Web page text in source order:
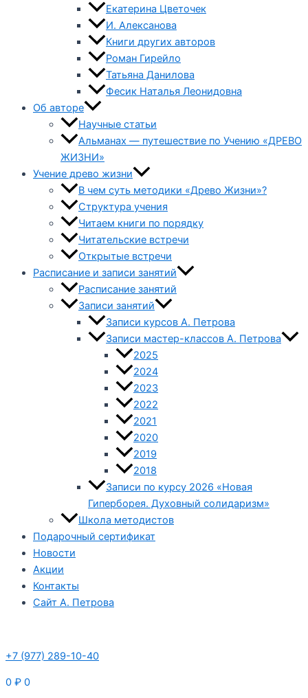
Екатерина Цветочек
И. Алексанова
Книги других авторов
Роман Гирейло
Татьяна Данилова
Фесик Наталья Леонидовна
Об авторе
Научные статьи
Альманах — путешествие по Учению «ДРЕВО
ЖИЗНИ»
Учение древо жизни
В чем суть методики «Древо Жизни»?
Структура учения
Читаем книги по порядку
Читательские встречи
Открытые встречи
Расписание и записи занятий
Расписание занятий
Записи занятий
Записи курсов А. Петрова
Записи мастер-классов А. Петрова
2025
2024
2023
2022
2021
2020
2019
2018
Записи по курсу 2026 «Новая
Гиперборея. Духовный солидаризм»
Школа методистов
Подарочный сертификат
Новости
Акции
Контакты
Сайт А. Петрова
+7 (977) 289-10-40
0 ₽ 0